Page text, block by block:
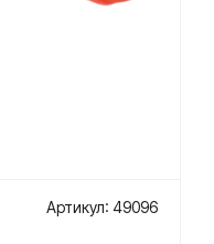
Артикул: 49096